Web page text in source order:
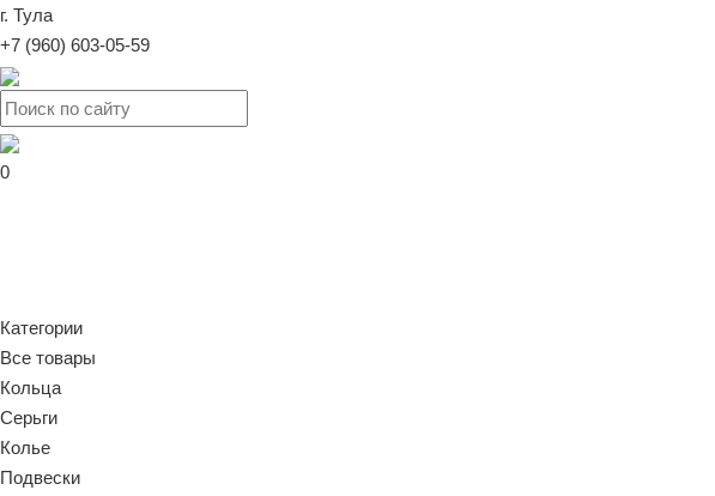
г. Тула
+7 (960) 603-05-59
0
Категории
Все товары
Кольца
Серьги
Колье
Подвески